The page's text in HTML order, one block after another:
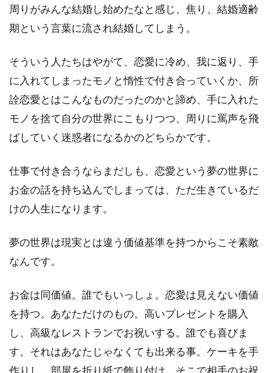
周りがみんな結婚し始めたなと感じ、焦り、結婚適齢
期という言葉に流され結婚してしまう。
そういう人たちはやがて、恋愛に冷め、我に返り、手
に入れてしまったモノと惰性で付き合っていくか、所
詮恋愛とはこんなものだったのかと諦め、手に入れた
モノを捨て自分の世界にこもりつつ、周りに罵声を飛
ばしていく迷惑者になるかのどちらかです。
仕事で付き合うならまだしも、恋愛という夢の世界に
お金の話を持ち込んでしまっては、ただ生きているだ
けの人生になります。
夢の世界は現実とは違う価値基準を持つからこそ素敵
なんです。
お金は同価値。誰でもいっしょ。恋愛は見えない価値
を持つ。あなただけのもの。高いプレゼントを購入
し、高級なレストランでお祝いする。誰でも喜びま
す。それはあなたじゃなくても出来る事。ケーキを手
作りし、部屋を折り紙で飾り付け、そこで相手のお祝